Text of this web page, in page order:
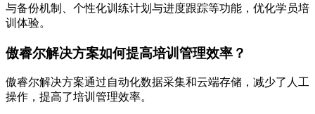
与备份机制、个性化训练计划与进度跟踪等功能，优化学员培
训体验。
傲睿尔解决方案如何提高培训管理效率？
傲睿尔解决方案通过自动化数据采集和云端存储，减少了人工
操作，提高了培训管理效率。